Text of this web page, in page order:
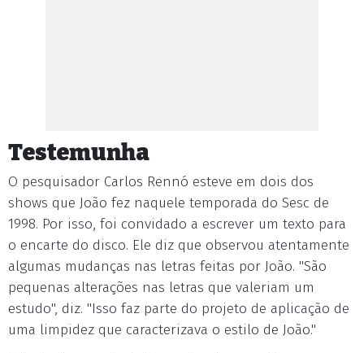
Testemunha
O pesquisador Carlos Rennó esteve em dois dos
shows que João fez naquele temporada do Sesc de
1998. Por isso, foi convidado a escrever um texto para
o encarte do disco. Ele diz que observou atentamente
algumas mudanças nas letras feitas por João. "São
pequenas alterações nas letras que valeriam um
estudo", diz. "Isso faz parte do projeto de aplicação de
uma limpidez que caracterizava o estilo de João."